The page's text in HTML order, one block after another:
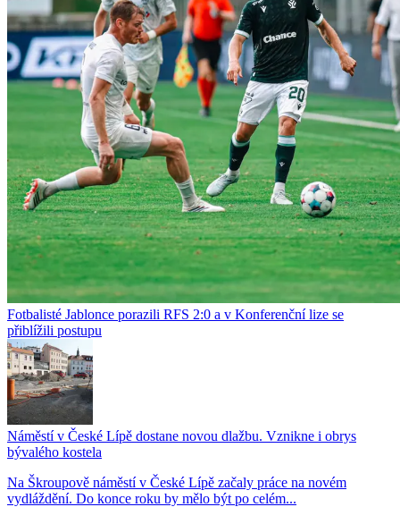
Fotbalisté Jablonce porazili RFS 2:0 a v Konferenční lize se
přiblížili postupu
Náměstí v České Lípě dostane novou dlažbu. Vznikne i obrys
bývalého kostela
Na Škroupově náměstí v České Lípě začaly práce na novém
vydláždění. Do konce roku by mělo být po celém...